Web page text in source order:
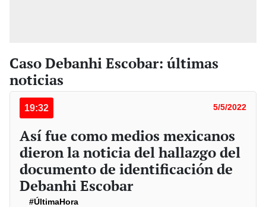
Caso Debanhi Escobar: últimas
noticias
19:32 5/5/2022
Así fue como medios mexicanos
dieron la noticia del hallazgo del
documento de identificación de
Debanhi Escobar
#ÚltimaHora